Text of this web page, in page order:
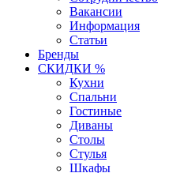
Вакансии
Информация
Статьи
Бренды
СКИДКИ %
Кухни
Спальни
Гостиные
Диваны
Столы
Стулья
Шкафы